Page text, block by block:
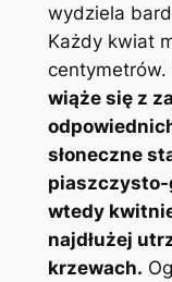
wydziela
Każdy kwiat
centymetrów.
wiąże się z
słoneczne
piaszczysto-
wtedy
najdłużej
krzewach.